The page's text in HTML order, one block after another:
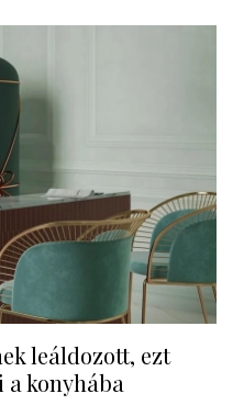
leáldozott, ezt
konyhába